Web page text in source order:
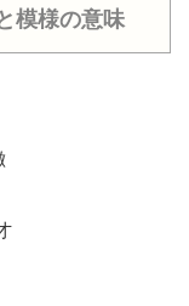
模様の意味